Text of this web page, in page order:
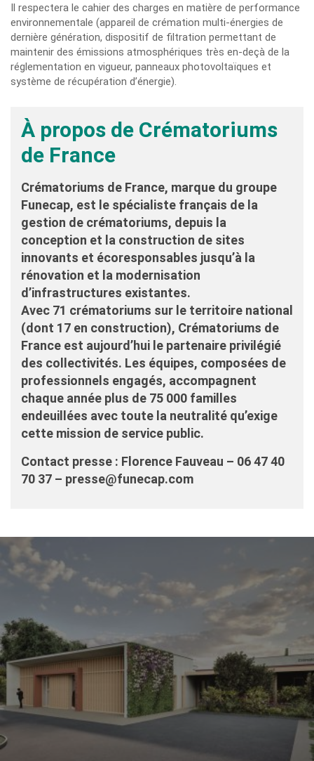
Il respectera le cahier des charges en matière de performance
environnementale (appareil de crémation multi-énergies de
dernière génération, dispositif de filtration permettant de
maintenir des émissions atmosphériques très en-deçà de la
réglementation en vigueur, panneaux photovoltaïques et
système de récupération d’énergie).
À propos de Crématoriums
de France
Crématoriums de France, marque du groupe
Funecap, est le spécialiste français de la
gestion de crématoriums, depuis la
conception et la construction de sites
innovants et écoresponsables jusqu’à la
rénovation et la modernisation
d’infrastructures existantes.
Avec 71 crématoriums sur le territoire national
(dont 17 en construction), Crématoriums de
France est aujourd’hui le partenaire privilégié
des collectivités. Les équipes, composées de
professionnels engagés, accompagnent
chaque année plus de 75 000 familles
endeuillées avec toute la neutralité qu’exige
cette mission de service public.
Contact presse : Florence Fauveau – 06 47 40
70 37 – presse@funecap.com